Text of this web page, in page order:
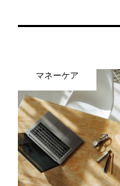
マネーケア